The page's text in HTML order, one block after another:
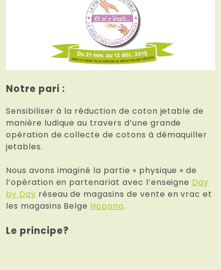
Notre pari :
Sensibiliser à la réduction de coton jetable de
manière ludique au travers d’une grande
opération de collecte de cotons à démaquiller
jetables.
Nous avons imaginé la partie « physique » de
l’opération en partenariat avec l’enseigne Day
by Day réseau de magasins de vente en vrac et
les magasins Belge Hopono.
Le principe?